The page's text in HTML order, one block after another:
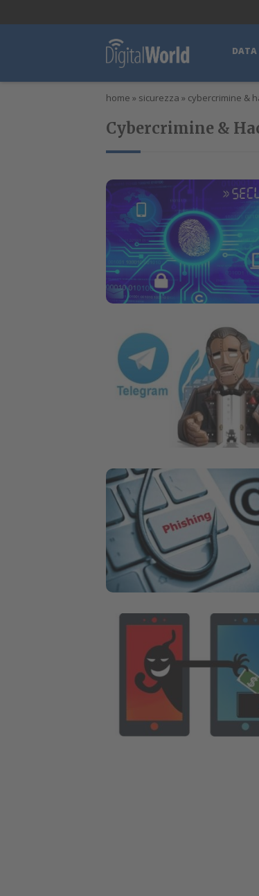
DATA
home » sicurezza » cybercrimine &
Cybercrimine &